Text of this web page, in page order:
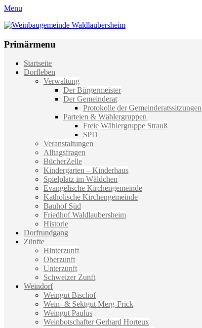
Menu
Weinbaugemeinde Waldlaubersheim
Primärmenu
Weiter
zum
Startseite
Dorfleben
Verwaltung
Der Bürgermeister
Der Gemeinderat
Protokolle der Gemeinderatssitzungen
Parteien & Wählergruppen
Freie Wählergruppe Strauß
SPD
Veranstaltungen
Alltagsfragen
BücherZelle
Kindergarten – Kinderhaus
Spielplatz im Wäldchen
Evangelische Kirchengemeinde
Katholische Kirchengemeinde
Bauhof Süd
Friedhof Waldlaubersheim
Historie
Dorfrundgang
Zünfte
Hinterzunft
Oberzunft
Unterzunft
Schweizer Zunft
Weindorf
Weingut Bischof
Wein- & Sektgut Merg-Frick
Weingut Paulus
Weinbotschafter Gerhard Horteux